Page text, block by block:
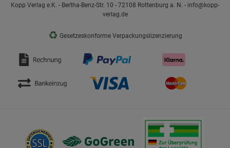
Kopp Verlag e.K. - Bertha-Benz-Str. 10 - 72108 Rottenburg a. N. - info@kopp-
verlag.de
♻ Gesetzeskonforme Verpackungslizenzierung